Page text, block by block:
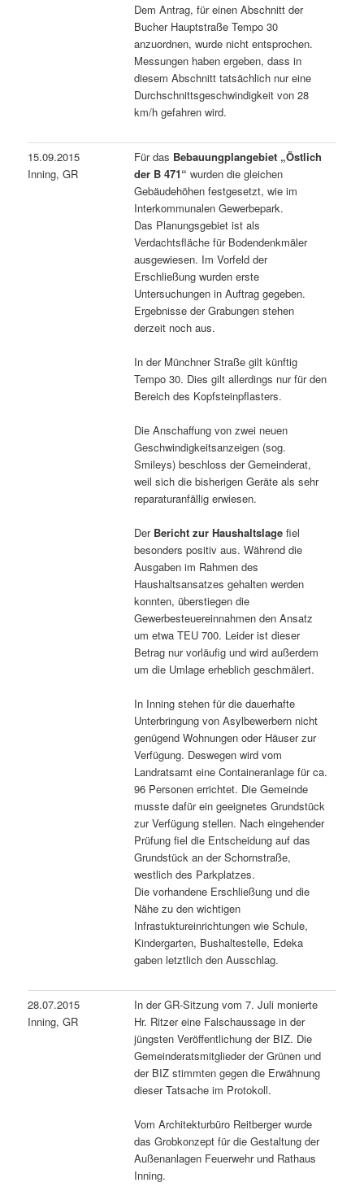
Dem Antrag, für einen Abschnitt der
Bucher Hauptstraße Tempo 30
anzuordnen, wurde nicht entsprochen.
Messungen haben ergeben, dass in
diesem Abschnitt tatsächlich nur eine
Durchschnittsgeschwindigkeit von 28
km/h gefahren wird.
15.09.2015
Inning, GR
Für das Bebauungplangebiet „Östlich
der B 471“ wurden die gleichen
Gebäudehöhen festgesetzt, wie im
Interkommunalen Gewerbepark.
Das Planungsgebiet ist als
Verdachtsfläche für Bodendenkmäler
ausgewiesen. Im Vorfeld der
Erschließung wurden erste
Untersuchungen in Auftrag gegeben.
Ergebnisse der Grabungen stehen
derzeit noch aus.
In der Münchner Straße gilt künftig
Tempo 30. Dies gilt allerdings nur für den
Bereich des Kopfsteinpflasters.
Die Anschaffung von zwei neuen
Geschwindigkeitsanzeigen (sog.
Smileys) beschloss der Gemeinderat,
weil sich die bisherigen Geräte als sehr
reparaturanfällig erwiesen.
Der Bericht zur Haushaltslage fiel
besonders positiv aus. Während die
Ausgaben im Rahmen des
Haushaltsansatzes gehalten werden
konnten, überstiegen die
Gewerbesteuereinnahmen den Ansatz
um etwa TEU 700. Leider ist dieser
Betrag nur vorläufig und wird außerdem
um die Umlage erheblich geschmälert.
In Inning stehen für die dauerhafte
Unterbringung von Asylbewerbern nicht
genügend Wohnungen oder Häuser zur
Verfügung. Deswegen wird vom
Landratsamt eine Containeranlage für ca.
96 Personen errichtet. Die Gemeinde
musste dafür ein geeignetes Grundstück
zur Verfügung stellen. Nach eingehender
Prüfung fiel die Entscheidung auf das
Grundstück an der Schornstraße,
westlich des Parkplatzes.
Die vorhandene Erschließung und die
Nähe zu den wichtigen
Infrastuktureinrichtungen wie Schule,
Kindergarten, Bushaltestelle, Edeka
gaben letztlich den Ausschlag.
28.07.2015
Inning, GR
In der GR-Sitzung vom 7. Juli monierte
Hr. Ritzer eine Falschaussage in der
jüngsten Veröffentlichung der BIZ. Die
Gemeinderatsmitglieder der Grünen und
der BIZ stimmten gegen die Erwähnung
dieser Tatsache im Protokoll.
Vom Architekturbüro Reitberger wurde
das Grobkonzept für die Gestaltung der
Außenanlagen Feuerwehr und Rathaus
Inning.